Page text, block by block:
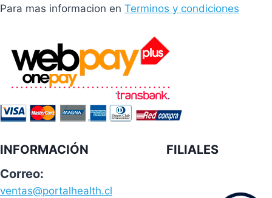
Para mas informacion en Terminos y condiciones
INFORMACIÓN
Correo:
ventas@portalhealth.cl
FILIALES